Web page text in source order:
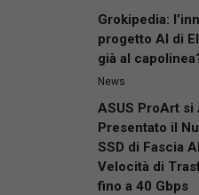
Grokipedia:
progetto AI di
già al
News
ASUS ProArt si
Presentato il
SSD di Fascia
Velocità di
fino a 40 Gbps